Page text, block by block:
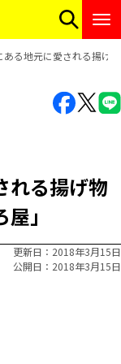
ある地元に愛される揚げ
れる揚げ物
」
更新日
2018年3月15日
公開日
2018年3月15日